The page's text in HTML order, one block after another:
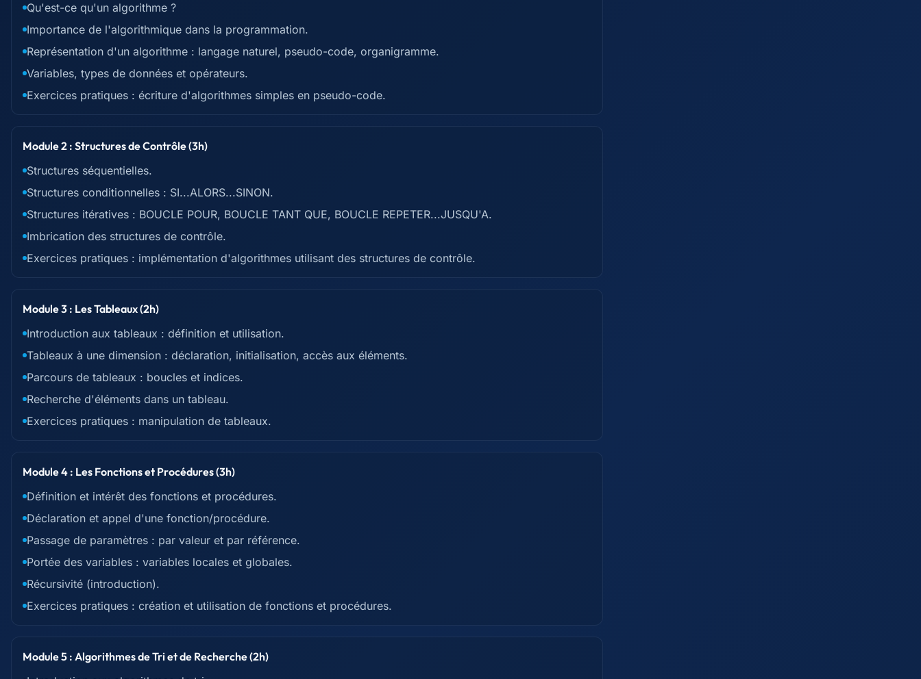
Qu'est-ce qu'un algorithme ?
Importance de l'algorithmique dans la programmation.
Représentation d'un algorithme : langage naturel, pseudo-code, organigramme.
Variables, types de données et opérateurs.
Exercices pratiques : écriture d'algorithmes simples en pseudo-code.
Module 2 : Structures de Contrôle (3h)
Structures séquentielles.
Structures conditionnelles : SI...ALORS...SINON.
Structures itératives : BOUCLE POUR, BOUCLE TANT QUE, BOUCLE REPETER...JUSQU'A.
Imbrication des structures de contrôle.
Exercices pratiques : implémentation d'algorithmes utilisant des structures de contrôle.
Module 3 : Les Tableaux (2h)
Introduction aux tableaux : définition et utilisation.
Tableaux à une dimension : déclaration, initialisation, accès aux éléments.
Parcours de tableaux : boucles et indices.
Recherche d'éléments dans un tableau.
Exercices pratiques : manipulation de tableaux.
Module 4 : Les Fonctions et Procédures (3h)
Définition et intérêt des fonctions et procédures.
Déclaration et appel d'une fonction/procédure.
Passage de paramètres : par valeur et par référence.
Portée des variables : variables locales et globales.
Récursivité (introduction).
Exercices pratiques : création et utilisation de fonctions et procédures.
Module 5 : Algorithmes de Tri et de Recherche (2h)